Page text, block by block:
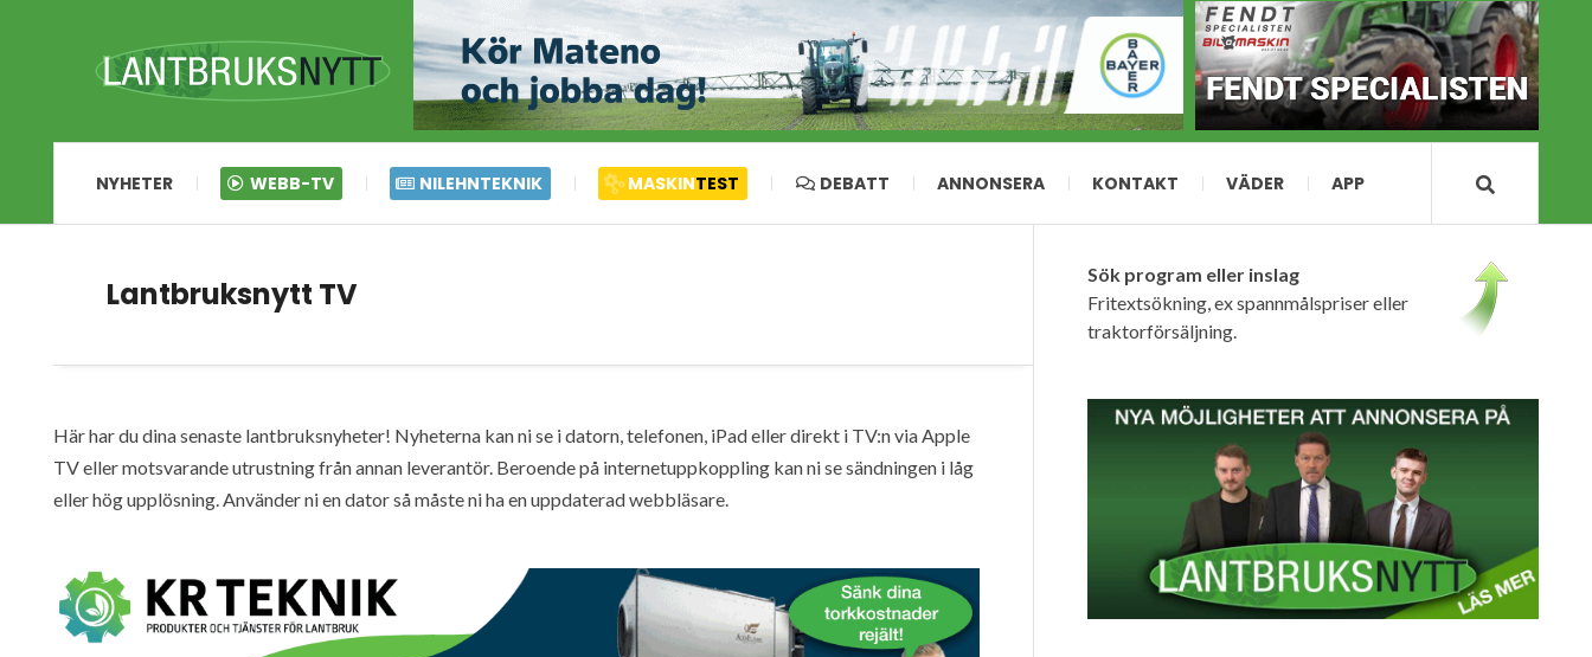
NYHETER WEBB-TV NILEHNTEKNIK MASKINTEST DEBATT ANNONSERA KONTAKT VÄDER APP
Lantbruksnytt TV
Här har du dina senaste lantbruksnyheter! Nyheterna kan ni se i datorn, telefonen, iPad eller direkt i TV:n via Apple
TV eller motsvarande utrustning från annan leverantör. Beroende på internetuppkoppling kan ni se sändningen i låg
eller hög upplösning. Använder ni en dator så måste ni ha en uppdaterad webbläsare.
Sök program eller inslag
Fritextsökning, ex spannmålspriser eller
traktorförsäljning.